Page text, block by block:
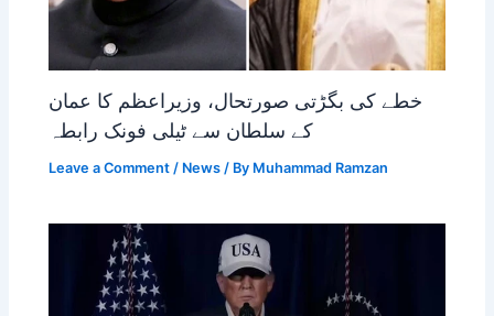
خطے کی بگڑتی صورتحال، وزیراعظم کا عمان
کے سلطان سے ٹیلی فونک رابطہ
Leave a Comment / News / By Muhammad Ramzan